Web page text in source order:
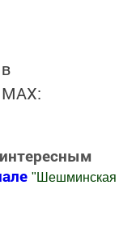
"Шешминская